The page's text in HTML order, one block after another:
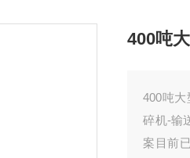
400吨
400吨
碎机-输
案目前